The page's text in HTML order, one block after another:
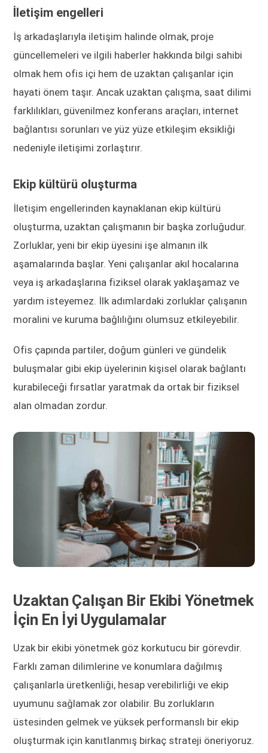
İletişim engelleri
İş arkadaşlarıyla iletişim halinde olmak, proje
güncellemeleri ve ilgili haberler hakkında bilgi sahibi
olmak hem ofis içi hem de uzaktan çalışanlar için
hayati önem taşır. Ancak uzaktan çalışma, saat dilimi
farklılıkları, güvenilmez konferans araçları, internet
bağlantısı sorunları ve yüz yüze etkileşim eksikliği
nedeniyle iletişimi zorlaştırır.
Ekip kültürü oluşturma
İletişim engellerinden kaynaklanan ekip kültürü
oluşturma, uzaktan çalışmanın bir başka zorluğudur.
Zorluklar, yeni bir ekip üyesini işe almanın ilk
aşamalarında başlar. Yeni çalışanlar akıl hocalarına
veya iş arkadaşlarına fiziksel olarak yaklaşamaz ve
yardım isteyemez. İlk adımlardaki zorluklar çalışanın
moralini ve kuruma bağlılığını olumsuz etkileyebilir.
Ofis çapında partiler, doğum günleri ve gündelik
buluşmalar gibi ekip üyelerinin kişisel olarak bağlantı
kurabileceği fırsatlar yaratmak da ortak bir fiziksel
alan olmadan zordur.
Uzaktan Çalışan Bir Ekibi Yönetmek
İçin En İyi Uygulamalar
Uzak bir ekibi yönetmek göz korkutucu bir görevdir.
Farklı zaman dilimlerine ve konumlara dağılmış
çalışanlarla üretkenliği, hesap verebilirliği ve ekip
uyumunu sağlamak zor olabilir. Bu zorlukların
üstesinden gelmek ve yüksek performanslı bir ekip
oluşturmak için kanıtlanmış birkaç strateji öneriyoruz.